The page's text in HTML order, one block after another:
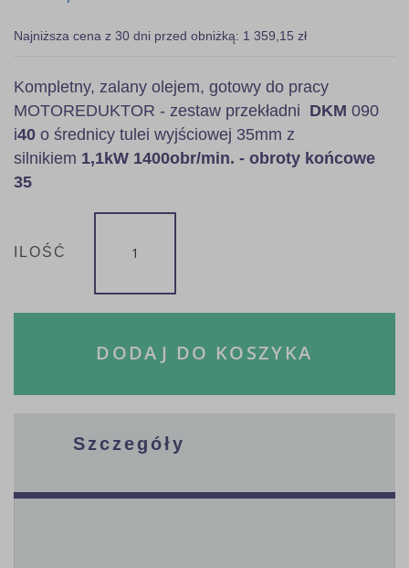
Najniższa cena z 30 dni przed obniżką: 1 359,15 zł
Kompletny, zalany olejem, gotowy do pracy
MOTOREDUKTOR - zestaw przekładni DKM 090
i40 o średnicy tulei wyjściowej 35mm z
silnikiem 1,1kW 1400obr/min. - obroty końcowe
35
ILOŚĆ
DODAJ DO KOSZYKA
Szczegóły